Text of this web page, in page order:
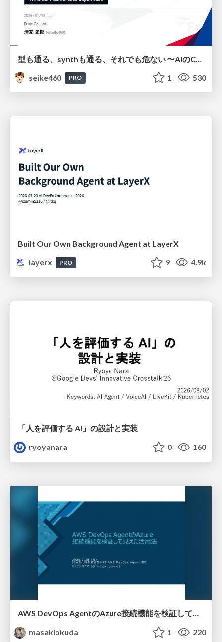
seike460
PRO 1 530
Built Our Own Background Agent at LayerX
layerx
PRO 9 4.9k
「人を評価する AI」の 設計と実装
ryoyanara
0 160
masakiokuda
1 220